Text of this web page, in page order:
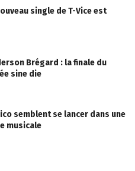
single de T-Vice est
Brégard : la finale du
sine die
semblent se lancer dans une
musicale